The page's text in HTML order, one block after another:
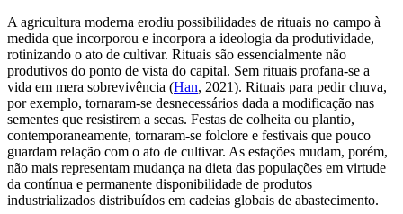
A agricultura moderna erodiu possibilidades de rituais no campo à
medida que incorporou e incorpora a ideologia da produtividade,
rotinizando o ato de cultivar. Rituais são essencialmente não
produtivos do ponto de vista do capital. Sem rituais profana-se a
vida em mera sobrevivência (Han, 2021). Rituais para pedir chuva,
por exemplo, tornaram-se desnecessários dada a modificação nas
sementes que resistirem a secas. Festas de colheita ou plantio,
contemporaneamente, tornaram-se folclore e festivais que pouco
guardam relação com o ato de cultivar. As estações mudam, porém,
não mais representam mudança na dieta das populações em virtude
da contínua e permanente disponibilidade de produtos
industrializados distribuídos em cadeias globais de abastecimento.